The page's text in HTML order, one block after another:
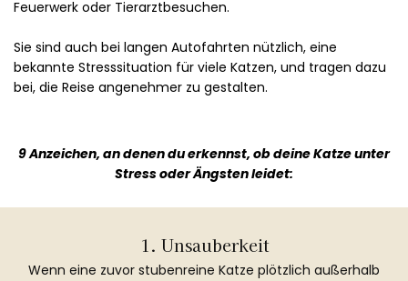
Feuerwerk oder Tierarztbesuchen.
Sie sind auch bei langen Autofahrten nützlich, eine
bekannte Stresssituation für viele Katzen, und tragen dazu
bei, die Reise angenehmer zu gestalten.
9 Anzeichen, an denen du erkennst, ob deine Katze unter
Stress oder Ängsten leidet:
1. Unsauberkeit
Wenn eine zuvor stubenreine Katze plötzlich außerhalb